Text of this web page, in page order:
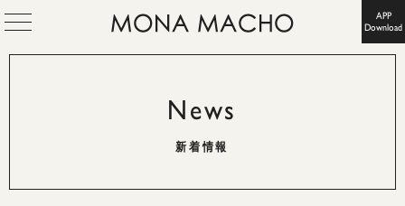
APP
Download
News
新着情報